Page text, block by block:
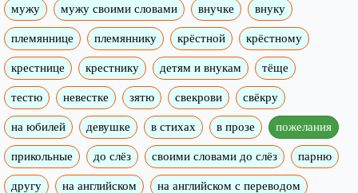
мужу мужу своими словами внучке внуку
племяннице племяннику крёстной крёстному
крестнице крестнику детям и внукам тёще
тестю невестке зятю свекрови свёкру
на юбилей девушке в стихах в прозе пожелания
прикольные до слёз своими словами до слёз парню
другу на английском на английском с переводом